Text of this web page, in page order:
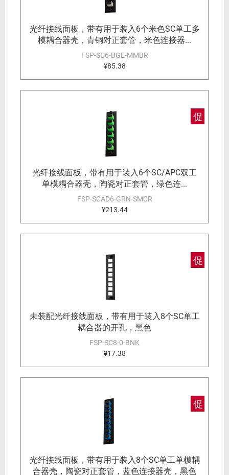
光纤接线面板，带有用于装入6个米色SC单工多
模耦合器壳，青铜对正套管，米色连接器...
FSP-SC6-BGE-MMBR
¥85.38
促
光纤接线面板，带有用于装入6个SC/APC双工
单模耦合器壳，陶瓷对正套管，绿色连...
FSP-SCAD6-GRN-SMCR
¥213.44
促
未装配光纤接线面板，带有用于装入8个SC单工
耦合器的开孔，黑色
FSP-SC8-0-BNK
¥17.38
促
光纤接线面板，带有用于装入8个SC单工单模耦
合器壳，陶瓷对正套管，蓝色连接器壳，黑色